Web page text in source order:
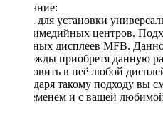
Описание:
Рамка для установки
мультимедийных центров.
овальных дисплеев MFB.
единожды приобретя данную
установить в неё любой
Благодаря такому подходу вы
со временем и с вашей